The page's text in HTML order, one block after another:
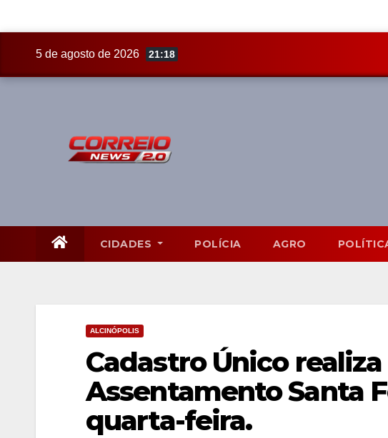
5 de agosto de 2026 21:18
CIDADES POLÍCIA AGRO
ALCINÓPOLIS
Cadastro Único
Assentamento Santa
quarta-feira.